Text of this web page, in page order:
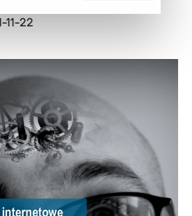
11-22